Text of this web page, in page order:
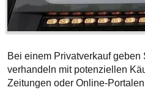
Bei einem Privatverkauf geben
verhandeln mit potenziellen
Zeitungen oder Online-